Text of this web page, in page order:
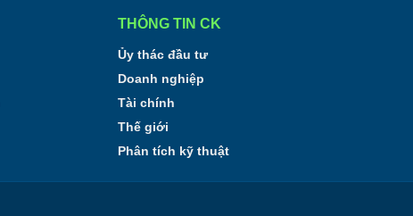
THÔNG TIN CK
Ủy thác đầu tư
Doanh nghiệp
Tài chính
Thế giới
Phân tích kỹ thuật